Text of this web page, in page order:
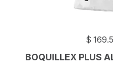
$
BOQUILLEX PLUS